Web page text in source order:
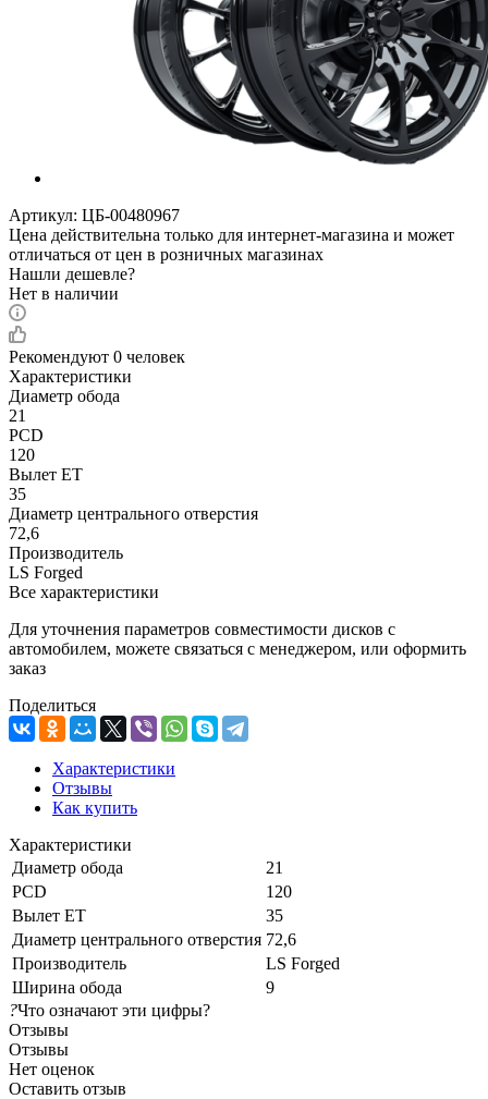
Артикул: ЦБ-00480967
Цена действительна только для интернет-магазина и может
отличаться от цен в розничных магазинах
Нашли дешевле?
Нет в наличии
Рекомендуют 0 человек
Характеристики
Диаметр обода
21
PCD
120
Вылет ET
35
Диаметр центрального отверстия
72,6
Производитель
LS Forged
Все характеристики
Для уточнения параметров совместимости дисков с
автомобилем, можете связаться с менеджером, или оформить
заказ
Поделиться
Характеристики
Отзывы
Как купить
Характеристики
Диаметр обода
21
PCD
120
Вылет ET
35
Диаметр центрального отверстия 72,6
Производитель
LS Forged
Ширина обода
9
?Что означают эти цифры?
Отзывы
Отзывы
Нет оценок
Оставить отзыв